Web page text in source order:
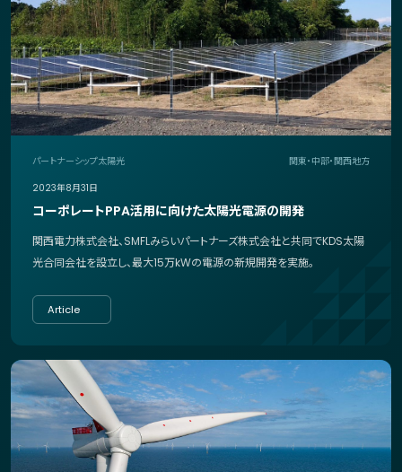
パートナーシップ太陽光
関東・中部・関西地方
2023年8月31日
コーポレートPPA活用に向けた太陽光電源の開発
関西電力株式会社、SMFLみらいパートナーズ株式会社と共同でKDS太陽
光合同会社を設立し、最大15万kWの電源の新規開発を実施。
Article